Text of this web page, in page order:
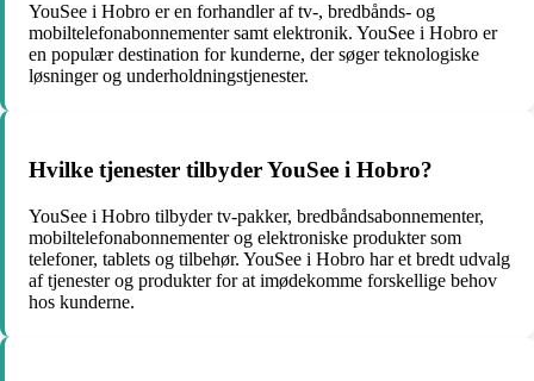
YouSee i Hobro er en forhandler af tv-, bredbånds- og
mobiltelefonabonnementer samt elektronik. YouSee i Hobro er
en populær destination for kunderne, der søger teknologiske
løsninger og underholdningstjenester.
Hvilke tjenester tilbyder YouSee i Hobro?
YouSee i Hobro tilbyder tv-pakker, bredbåndsabonnementer,
mobiltelefonabonnementer og elektroniske produkter som
telefoner, tablets og tilbehør. YouSee i Hobro har et bredt udvalg
af tjenester og produkter for at imødekomme forskellige behov
hos kunderne.